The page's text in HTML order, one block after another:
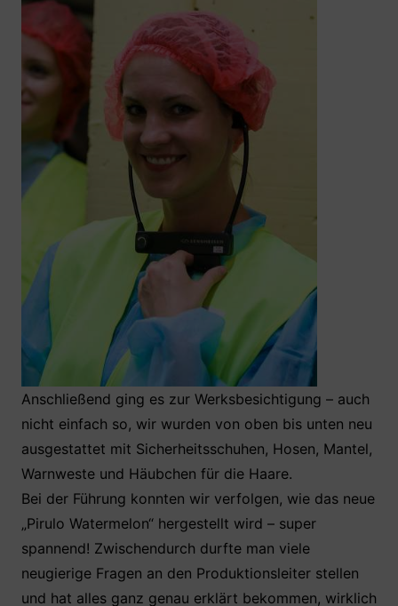
Anschließend ging es zur Werksbesichtigung – auch
nicht einfach so, wir wurden von oben bis unten neu
ausgestattet mit Sicherheitsschuhen, Hosen, Mantel,
Warnweste und Häubchen für die Haare.
Bei der Führung konnten wir verfolgen, wie das neue
„Pirulo Watermelon“ hergestellt wird – super
spannend! Zwischendurch durfte man viele
neugierige Fragen an den Produktionsleiter stellen
und hat alles ganz genau erklärt bekommen, wirklich